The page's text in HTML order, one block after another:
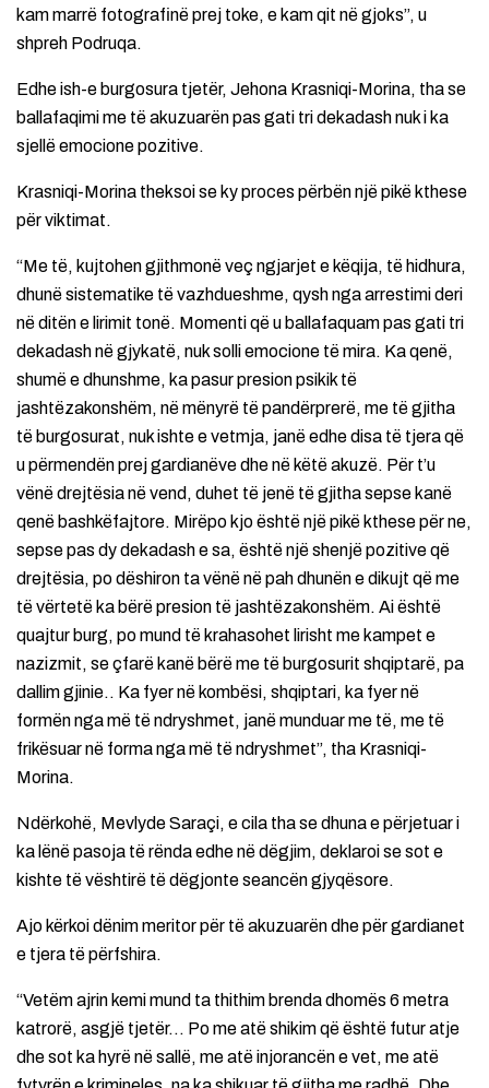
kam marrë fotografinë prej toke, e kam qit në gjoks”, u
shpreh Podruqa.
Edhe ish-e burgosura tjetër, Jehona Krasniqi-Morina, tha se
ballafaqimi me të akuzuarën pas gati tri dekadash nuk i ka
sjellë emocione pozitive.
Krasniqi-Morina theksoi se ky proces përbën një pikë kthese
për viktimat.
“Me të, kujtohen gjithmonë veç ngjarjet e këqija, të hidhura,
dhunë sistematike të vazhdueshme, qysh nga arrestimi deri
në ditën e lirimit tonë. Momenti që u ballafaquam pas gati tri
dekadash në gjykatë, nuk solli emocione të mira. Ka qenë,
shumë e dhunshme, ka pasur presion psikik të
jashtëzakonshëm, në mënyrë të pandërprerë, me të gjitha
të burgosurat, nuk ishte e vetmja, janë edhe disa të tjera që
u përmendën prej gardianëve dhe në këtë akuzë. Për t’u
vënë drejtësia në vend, duhet të jenë të gjitha sepse kanë
qenë bashkëfajtore. Mirëpo kjo është një pikë kthese për ne,
sepse pas dy dekadash e sa, është një shenjë pozitive që
drejtësia, po dëshiron ta vënë në pah dhunën e dikujt që me
të vërtetë ka bërë presion të jashtëzakonshëm. Ai është
quajtur burg, po mund të krahasohet lirisht me kampet e
nazizmit, se çfarë kanë bërë me të burgosurit shqiptarë, pa
dallim gjinie.. Ka fyer në kombësi, shqiptari, ka fyer në
formën nga më të ndryshmet, janë munduar me të, me të
frikësuar në forma nga më të ndryshmet”, tha Krasniqi-
Morina.
Ndërkohë, Mevlyde Saraçi, e cila tha se dhuna e përjetuar i
ka lënë pasoja të rënda edhe në dëgjim, deklaroi se sot e
kishte të vështirë të dëgjonte seancën gjyqësore.
Ajo kërkoi dënim meritor për të akuzuarën dhe për gardianet
e tjera të përfshira.
“Vetëm ajrin kemi mund ta thithim brenda dhomës 6 metra
katrorë, asgjë tjetër… Po me atë shikim që është futur atje
dhe sot ka hyrë në sallë, me atë injorancën e vet, me atë